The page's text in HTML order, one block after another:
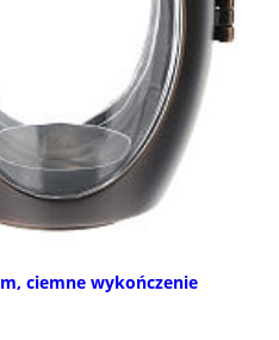
ciemne wykończenie